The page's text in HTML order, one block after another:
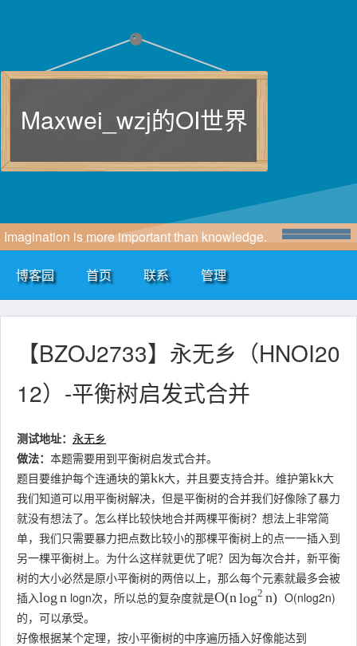
Maxwei_wzj的OI世界
Imagination is more important than knowledge.
博客园 首页 联系 管理
【BZOJ2733】永无乡（HNOI20
12）-平衡树启发式合并
测试地址： 永无乡
做法： 本题需要用到平衡树启发式合并。
题目要维护每个连通块的第kk大，并且要支持合并。维护第kk大
我们知道可以用平衡树解决，但是平衡树的合并我们好像除了暴力
就没有想法了。怎么样比较快地合并两棵平衡树？想法上非常简
单，我们只需要暴力把点数比较小的那棵平衡树上的点一一插入到
另一棵平衡树上。为什么这样就更优了呢？因为每次合并，新平衡
树的大小必然是原小平衡树的两倍以上，那么每个元素就最多会被
插入log n logn次，所以总的复杂度就是O(nlog2 n) O(nlog2n)
的，可以承受。
好像根据某个定理，按小平衡树的中序遍历插入好像能达到